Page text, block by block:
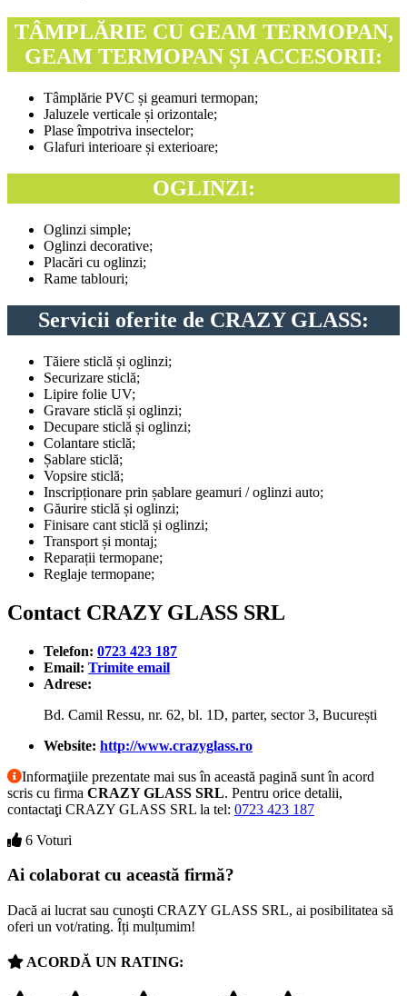
TÂMPLĂRIE CU GEAM TERMOPAN,
GEAM TERMOPAN ȘI ACCESORII:
Tâmplărie PVC și geamuri termopan;
Jaluzele verticale și orizontale;
Plase împotriva insectelor;
Glafuri interioare și exterioare;
OGLINZI:
Oglinzi simple;
Oglinzi decorative;
Placări cu oglinzi;
Rame tablouri;
Servicii oferite de CRAZY GLASS:
Tăiere sticlă și oglinzi;
Securizare sticlă;
Lipire folie UV;
Gravare sticlă și oglinzi;
Decupare sticlă și oglinzi;
Colantare sticlă;
Șablare sticlă;
Vopsire sticlă;
Inscripționare prin șablare geamuri / oglinzi auto;
Găurire sticlă și oglinzi;
Finisare cant sticlă și oglinzi;
Transport și montaj;
Reparații termopane;
Reglaje termopane;
Contact CRAZY GLASS SRL
Telefon: 0723 423 187
Email: Trimite email
Adrese:
Bd. Camil Ressu, nr. 62, bl. 1D, parter, sector 3, București
Website: http://www.crazyglass.ro
Informaţiile prezentate mai sus în această pagină sunt în acord
scris cu firma CRAZY GLASS SRL. Pentru orice detalii,
contactaţi CRAZY GLASS SRL la tel: 0723 423 187
6 Voturi
Ai colaborat cu această firmă?
Dacă ai lucrat sau cunoşti CRAZY GLASS SRL, ai posibilitatea să
oferi un vot/rating. Îți mulțumim!
ACORDĂ UN RATING: